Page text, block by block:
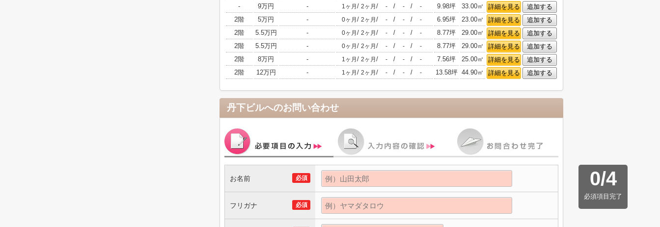
-
9万円 - 1ヶ月 / 2ヶ月 / - / - / - 9.98坪 33.00㎡ 詳細を見る
追加する
2階
5万円 - 0ヶ月 / 2ヶ月 / - / - / - 6.95坪 23.00㎡ 詳細を見る
追加する
2階
5.5万円 - 0ヶ月 / 2ヶ月 / - / - / - 8.77坪 29.00㎡ 詳細を見る
追加する
2階
5.5万円 - 0ヶ月 / 2ヶ月 / - / - / - 8.77坪 29.00㎡ 詳細を見る
追加する
2階
8万円 - 1ヶ月 / 2ヶ月 / - / - / - 7.56坪 25.00㎡ 詳細を見る
追加する
2階
12万円 - 1ヶ月 / 2ヶ月 / - / - / - 13.58坪 44.90㎡ 詳細を見る 追加する
丹下ビルへのお問い合わせ
0/4
必須項目完了
必須
お名前
必須
フリガナ